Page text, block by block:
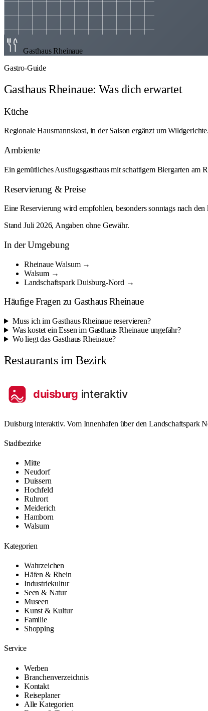
Gasthaus Rheinaue
Gastro-Guide
Gasthaus Rheinaue: Was dich erwartet
Küche
Regionale Hausmannskost, in der Saison ergänzt um
Ambiente
Ein gemütliches Ausflugsgasthaus mit schattigem Biergarten am
Reservierung & Preise
Eine Reservierung wird empfohlen, besonders sonntags nach
Stand Juli 2026, Angaben ohne Gewähr.
In der Umgebung
Rheinaue Walsum →
Walsum →
Landschaftspark Duisburg-Nord →
Häufige Fragen zu Gasthaus Rheinaue
Muss ich im Gasthaus Rheinaue reservieren?
Was kostet ein Essen im Gasthaus Rheinaue ungefähr?
Wo liegt das Gasthaus Rheinaue?
Restaurants im Bezirk
Duisburg interaktiv. Vom Innenhafen über den Landschaftspark
Stadtbezirke
Mitte
Neudorf
Duissern
Hochfeld
Ruhrort
Meiderich
Hamborn
Walsum
Kategorien
Wahrzeichen
Häfen & Rhein
Industriekultur
Seen & Natur
Museen
Kunst & Kultur
Familie
Shopping
Service
Werben
Branchenverzeichnis
Kontakt
Reiseplaner
Alle Kategorien